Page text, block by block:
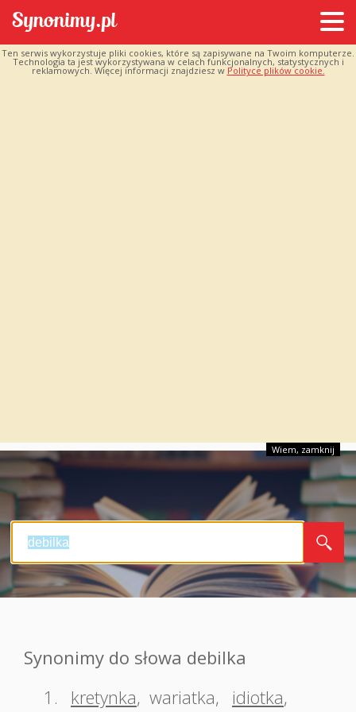
Ten serwis wykorzystuje pliki cookies, które są zapisywane na Twoim komputerze.
Technologia ta jest wykorzystywana w celach funkcjonalnych, statystycznych i
reklamowych. Więcej informacji znajdziesz w Polityce plików cookie.
Wiem, zamknij
Synonimy do słowa debilka
1.
kretynka, wariatka, idiotka,